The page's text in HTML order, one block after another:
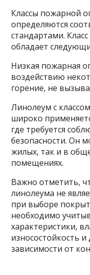
Классы пожарной
определяются
стандартами.
обладает
Низкая пожарная
воздействию
горение, не
Линолеум с
широко
где требуется
безопасности. Он
жилых, так и в
помещениях.
Важно отметить,
линолеума не
при выборе
необходимо
характеристики,
износостойкость
зависимости от